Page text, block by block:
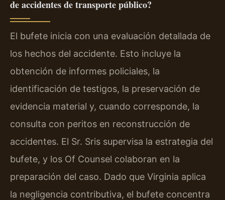
de accidentes de transporte público?
El bufete inicia con una evaluación detallada de
los hechos del accidente. Esto incluye la
obtención de informes policiales, la
identificación de testigos, la preservación de
evidencia material y, cuando corresponde, la
consulta con peritos en reconstrucción de
accidentes. El Sr. Sris supervisa la estrategia del
bufete, y los Of Counsel colaboran en la
preparación del caso. Dado que Virginia aplica
la negligencia contributiva, el bufete concentra